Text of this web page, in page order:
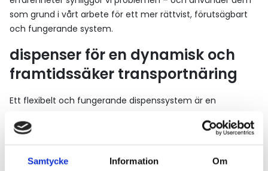
Samtycke Information Om
som grund i vårt arbete för ett mer rättvist, förutsägbart
och fungerande system.
dispenser för en dynamisk och
framtidssäker transportnäring
Ett flexibelt och fungerande dispenssystem är en
konkurrenskraftig åkerinäring. Genom att förbättra
processerna frigör vi kapacitet, minskar onödiga stopp och
ökar möjligheterna att ta på sig nya och mer avancerade